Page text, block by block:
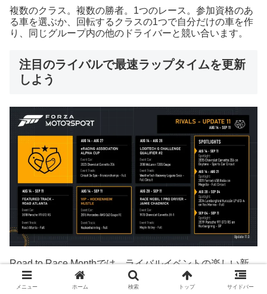
複数のクラス。複数の勝者。1つのレース。参加資格のあ
る車を選ぶか、回転するクラスの1つで自分だけの車を作
り、同じグループ内の他のドライバーと競い合います。
注目のライバルで最速ラップタイムを更新
しよう
Road to Race Monthでは、ライバルイベントの楽しい新
ラインナップが導入され、リーダーボードのトップを目指
して奮闘しながら、マスターすることができます。
メニュー ホーム 検索 トップ サイドバー